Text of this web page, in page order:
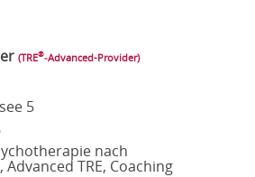
(TRE®‑Advanced-Provider)
5
nach
TRE, Coaching